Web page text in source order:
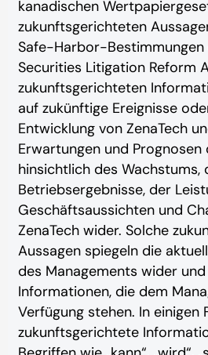
kanadischen
zukunftsgerichteten
Safe-Harbor-Bestimmungen
Securities Litigation Reform
zukunftsgerichteten
auf zukünftige Ereignisse
Entwicklung von ZenaTech
Erwartungen und Prognosen
hinsichtlich des Wachstums,
Betriebsergebnisse, der
Geschäftsaussichten und
ZenaTech wider. Solche
Aussagen spiegeln die
des Managements wider
Informationen, die dem
Verfügung stehen. In einigen
zukunftsgerichtete